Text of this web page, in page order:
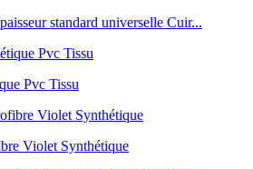
standard universelle Cuir...
Pvc Tissu
Violet Synthétique